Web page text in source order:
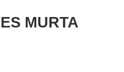
MURTA